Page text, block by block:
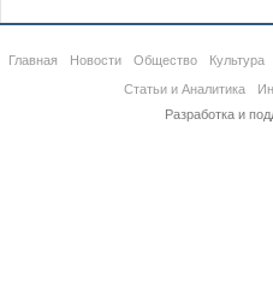
Главная Новости Общество Культура
Статьи и Аналитика
Разработка и